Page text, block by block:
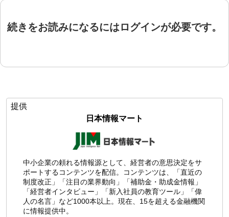
続きをお読みになるにはログインが必要です。
提供
日本情報マート
中小企業の頼れる情報源として、経営者の意思決定をサ
ポートするコンテンツを配信。コンテンツは、「直近の
制度改正」「注目の業界動向」「補助金・助成金情報」
「経営者インタビュー」「新入社員の教育ツール」「偉
人の名言」など1000本以上。現在、15を超える金融機関
に情報提供中。